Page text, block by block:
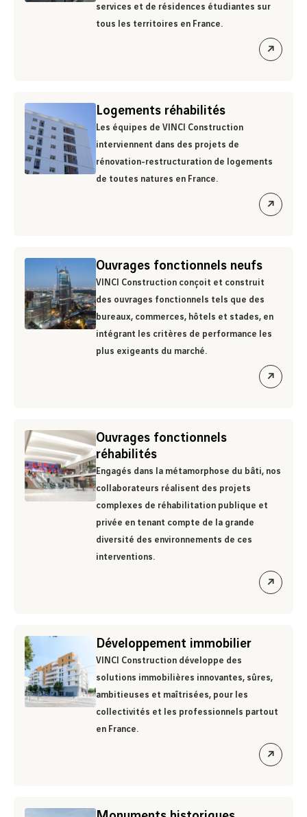
services et de résidences étudiantes sur
tous les territoires en France.
ouvrir
Logements réhabilités
Les équipes de VINCI Construction
interviennent dans des projets de
rénovation-restructuration de logements
de toutes natures en France.
ouvrir
Ouvrages fonctionnels neufs
VINCI Construction conçoit et construit
des ouvrages fonctionnels tels que des
bureaux, commerces, hôtels et stades, en
intégrant les critères de performance les
plus exigeants du marché.
ouvrir
Ouvrages fonctionnels
réhabilités
Engagés dans la métamorphose du bâti, nos
collaborateurs réalisent des projets
complexes de réhabilitation publique et
privée en tenant compte de la grande
diversité des environnements de ces
interventions.
ouvrir
Développement immobilier
VINCI Construction développe des
solutions immobilières innovantes, sûres,
ambitieuses et maîtrisées, pour les
collectivités et les professionnels partout
en France.
ouvrir